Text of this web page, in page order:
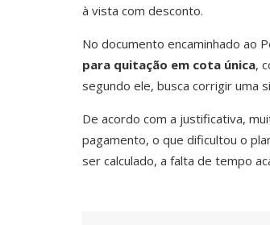
à vista com desconto.
No documento encaminhado ao
para quitação em cota única,
segundo ele, busca corrigir uma
De acordo com a justificativa,
pagamento, o que dificultou o
ser calculado, a falta de tempo